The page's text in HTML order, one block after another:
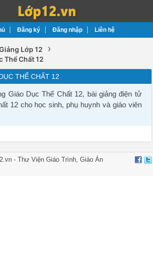
Đăng ký Đăng nhập Liên hệ
Lớp 12 ›
Thể Chất 12
THỂ CHẤT 12
Giáo Dục Thể Chất 12, bài giảng điện tử
12 cho học sinh, phụ huynh và giáo viên
-Thư Viện Giáo Trình,Giáo Án